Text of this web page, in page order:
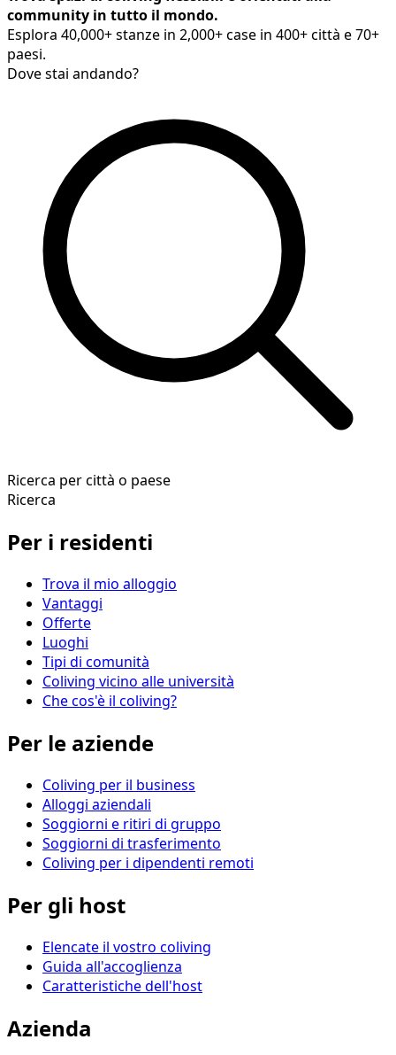
community in tutto il mondo.
Esplora 40,000+ stanze in 2,000+ case in 400+ città e 70+
paesi.
Dove stai andando?
Ricerca per città o paese
Ricerca
Per i residenti
Trova il mio alloggio
Vantaggi
Offerte
Luoghi
Tipi di comunità
Coliving vicino alle università
Che cos'è il coliving?
Per le aziende
Coliving per il business
Alloggi aziendali
Soggiorni e ritiri di gruppo
Soggiorni di trasferimento
Coliving per i dipendenti remoti
Per gli host
Elencate il vostro coliving
Guida all'accoglienza
Caratteristiche dell'host
Azienda